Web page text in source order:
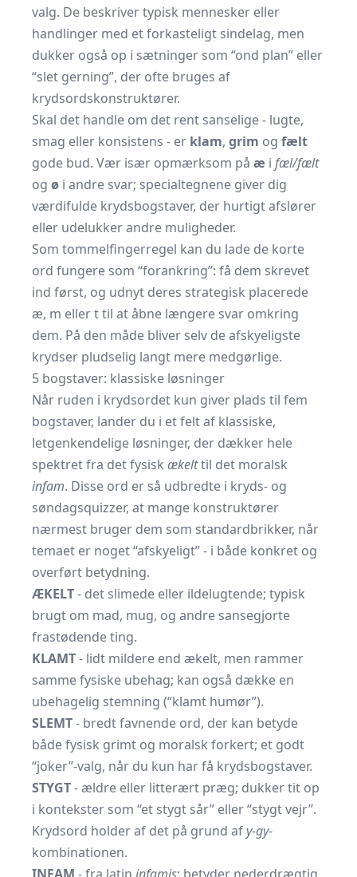
valg. De beskriver typisk mennesker eller
handlinger med et forkasteligt sindelag, men
dukker også op i sætninger som “ond plan” eller
“slet gerning”, der ofte bruges af
krydsordskonstruktører.
Skal det handle om det rent sanselige - lugte,
smag eller konsistens - er klam, grim og fælt
gode bud. Vær især opmærksom på æ i fæl/fælt
og ø i andre svar; specialtegnene giver dig
værdifulde krydsbogstaver, der hurtigt afslører
eller udelukker andre muligheder.
Som tommelfingerregel kan du lade de korte
ord fungere som “forankring”: få dem skrevet
ind først, og udnyt deres strategisk placerede
æ, m eller t til at åbne længere svar omkring
dem. På den måde bliver selv de afskyeligste
krydser pludselig langt mere medgørlige.
5 bogstaver: klassiske løsninger
Når ruden i krydsordet kun giver plads til fem
bogstaver, lander du i et felt af klassiske,
letgenkendelige løsninger, der dækker hele
spektret fra det fysisk ækelttil det moralsk
infam. Disse ord er så udbredte i kryds- og
søndagsquizzer, at mange konstruktører
nærmest bruger dem som standardbrikker, når
temaet er noget “afskyeligt” - i både konkret og
overført betydning.
ÆKELT- det slimede eller ildelugtende; typisk
brugt om mad, mug, ­og andre sanse­gjorte
frastødende ting.
KLAMT- lidt mildere end ækelt, men rammer
samme fysiske ubehag; kan også dække en
ubehagelig stemning (“klamt humør”).
SLEMT- bredt favnende ord, der kan betyde
både fysisk grimt og moralsk forkert; et godt
“joker”-valg, når du kun har få krydsbogstaver.
STYGT- ældre eller litterært præg; dukker tit op
i kontekster som “et stygt sår” eller “stygt vejr”.
Krydsord holder af det på grund afy-gy-
kombinationen.